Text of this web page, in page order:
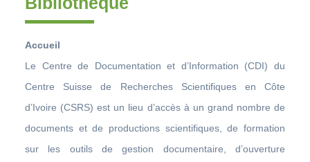
Accueil
Le Centre de Documentation et d’Information (CDI) du
Centre Suisse de Recherches Scientifiques en Côte
d’Ivoire (CSRS) est un lieu d’accès à un grand nombre de
documents et de productions scientifiques, de formation
sur les outils de gestion documentaire, d’ouverture